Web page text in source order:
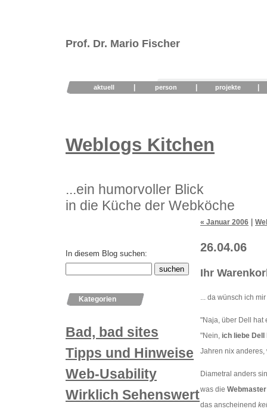
Prof. Dr. Mario Fischer
aktuell person projekte
Weblogs Kitchen
...ein humorvoller Blick
in die Küche der Webköche
« Januar 2006
26.04.06
Ihr
... da wünsch ich
"Naja, über Dell hat
"Nein, ich liebe Dell
Jahren nix
Diametral anders
was die
das anscheinend
In diesem Blog suchen:
Kategorien
Bad, bad sites
Tipps und Hinweise
Web-Usability
Wirklich Sehenswertes